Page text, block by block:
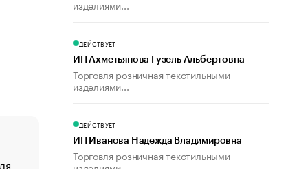
«От спорта тело стареет иначе». Как живет глава
изделиями...
ДЕЙСТВУЕТ
ИП Ахметьянова Гузель Альбертовна
Торговля розничная текстильными
изделиями...
ДЕЙСТВУЕТ
ИП Иванова Надежда Владимировна
Торговля розничная текстильными